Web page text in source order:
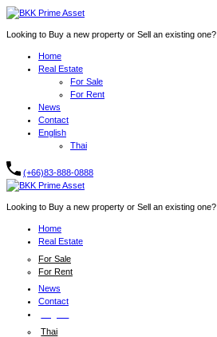
Looking to Buy a new property or Sell an existing one?
Home
Real Estate
For Sale
For Rent
News
Contact
English
Thai
(+66)83-888-0888
Looking to Buy a new property or Sell an existing one?
Home
Real Estate
For Sale
For Rent
News
Contact
Thai